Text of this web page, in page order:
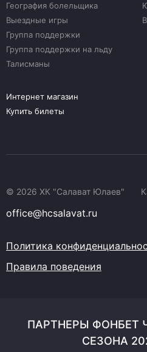
География болельщика
Выездные игры
Группа поддержки
Группа поддержки на льду
Талисманы
Интернет магазин
Купить билеты
© 2026 ХК "Салават Юлаев"
office@hcsalavat.ru
Политика
Правила поведения
ПАРТНЕРЫ ФОНБЕТ
СЕЗОНА